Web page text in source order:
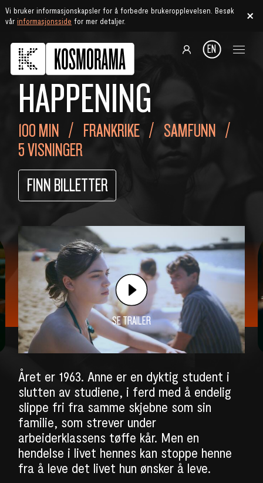
Vi bruker informasjonskapsler for å forbedre brukeropplevelsen. Besøk
vårinformasjonsside for mer detaljer.
EN
HAPPENING
100 MIN FRANKRIKE
SAMFUNN
5 VISNINGER
FINN BILLETTER
SE TRAILER
Året er 1963. Anne er en dyktig student i
slutten av studiene, i ferd med å endelig
slippe fri fra samme skjebne som sin
familie, som strever under
arbeiderklassens tøffe kår. Men en
hendelse i livet hennes kan stoppe henne
fra å leve det livet hun ønsker å leve.